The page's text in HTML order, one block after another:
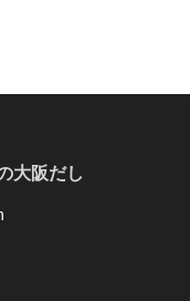
大阪だし